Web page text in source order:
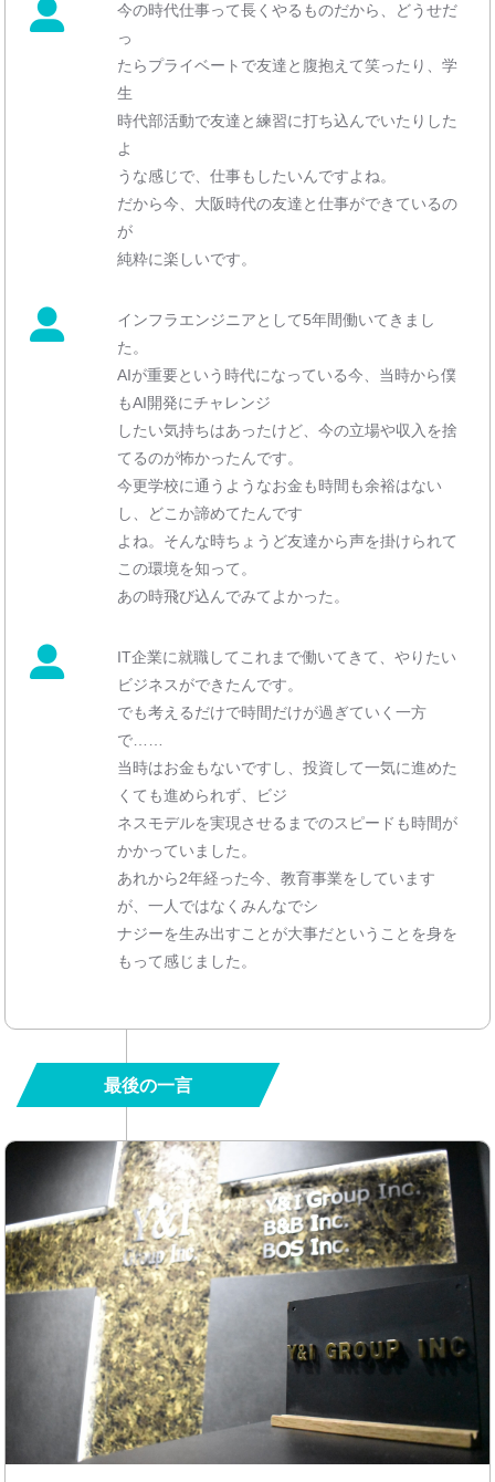
今の時代仕事って長くやるものだから、どうせだ
っ
たらプライベートで友達と腹抱えて笑ったり、学
生
時代部活動で友達と練習に打ち込んでいたりした
よ
うな感じで、仕事もしたいんですよね。
だから今、大阪時代の友達と仕事ができているの
が
純粋に楽しいです。
インフラエンジニアとして5年間働いてきまし
た。
AIが重要という時代になっている今、当時から僕
もAI開発にチャレンジ
したい気持ちはあったけど、今の立場や収入を捨
てるのが怖かったんです。
今更学校に通うようなお金も時間も余裕はない
し、どこか諦めてたんです
よね。そんな時ちょうど友達から声を掛けられて
この環境を知って。
あの時飛び込んでみてよかった。
IT企業に就職してこれまで働いてきて、やりたい
ビジネスができたんです。
でも考えるだけで時間だけが過ぎていく一方
で……
当時はお金もないですし、投資して一気に進めた
くても進められず、ビジ
ネスモデルを実現させるまでのスピードも時間が
かかっていました。
あれから2年経った今、教育事業をしています
が、一人ではなくみんなでシ
ナジーを生み出すことが大事だということを身を
もって感じました。
最後の一言